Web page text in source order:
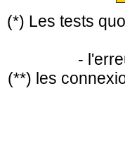
(*) Les tests
-
(**) les